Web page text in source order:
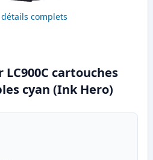
complets
cartouches
cyan (Ink Hero)